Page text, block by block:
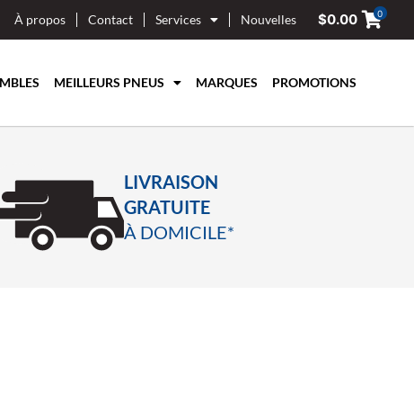
À propos Contact Services Nouvelles $0.00 0
MEILLEURS PNEUS MARQUES PROMOTIONS
LIVRAISON
GRATUITE
À DOMICILE*